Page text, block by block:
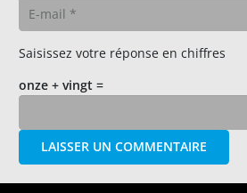
Saisissez votre réponse en chiffres
onze + vingt =
LAISSER UN COMMENTAIRE